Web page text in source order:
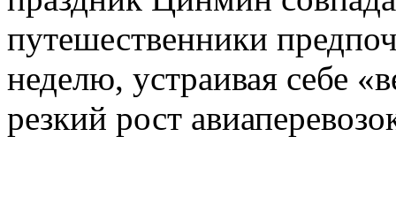
путешественники
неделю, устраивая себе
резкий рост